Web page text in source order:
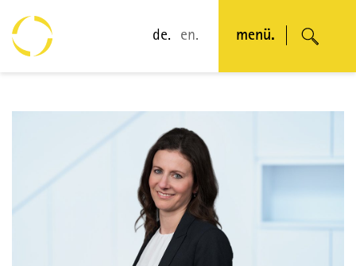
de. en. menü.